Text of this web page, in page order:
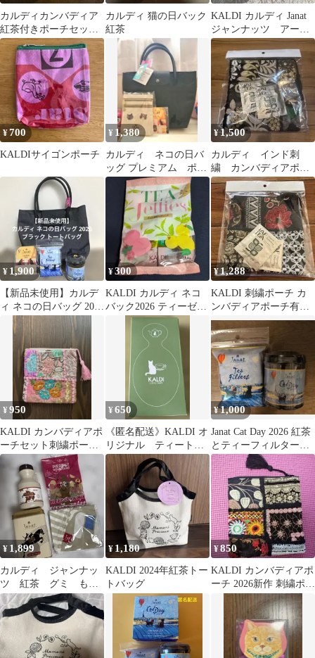
カルディカンバディア
紅茶付きポーチセット
②
カルディ 猫の日バック
紅茶
KALDI カルディ Janat
ジャンナッツ アール
グレイ ティーバッグ
200p
¥700
KALDIサイゴンポーチ
¥ 1,380
カルディ ネコの日バ
ッグ プレミアム ポー
チ&カレンダーセット
¥1,500
カルディ インド刺
繍 カンバディアポー
チ 2026 紅茶
¥ 1,900
【新品未使用】カルデ
ィ ネコの日バッグ 2026
ブラック トートバッグ
¥300
KALDI カルディ ネコ
バック2026 ティーゼリ
ーのみ 2026.11.30
¥1,288
KALDI 刺繍ポーチ カ
ンバディアポーチ有機
ダージリンティー2袋付
ブラック
¥950
KALDI カンバディアポ
ーチセット刺繍ポー
チ ピンク
¥650
《匿名配送》KALDI オ
リジナル ティートレ
ー
¥1,000
Janat Cat Day 2026 紅茶
とティーフィルターセ
ット
¥ 1,899
カルディ ジャンナッ
ツ 紅茶 グミ もへ
じ 手ぬぐい エコバ
ッグ 福袋 匿名配送
¥ 1,180
KALDI 2024年紅茶トー
トバッグ
¥850
KALDI カンバディアポ
ーチ 2026新作 刺繍ポー
チ ポーチのみ